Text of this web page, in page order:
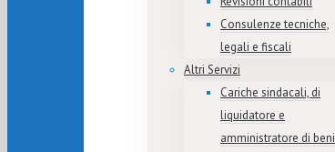
Consulenze tecniche,
legali e fiscali
Altri Servizi
Cariche sindacali, di
liquidatore e
amministratore di beni